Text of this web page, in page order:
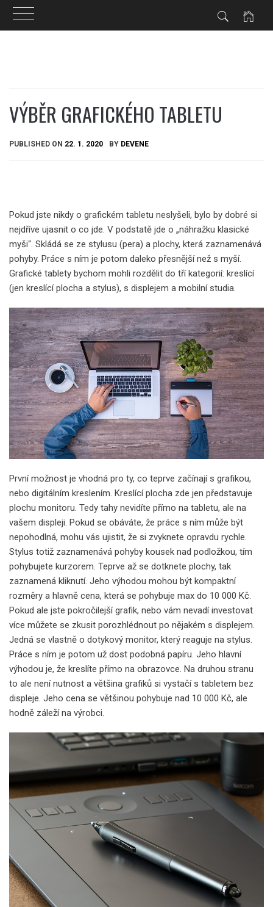
VÝBĚR GRAFICKÉHO TABLETU
PUBLISHED ON 22. 1. 2020 BY DEVENE
Pokud jste nikdy o grafickém tabletu neslyšeli, bylo by dobré si
nejdříve ujasnit o co jde. V podstatě jde o „náhražku klasické
myši“. Skládá se ze stylusu (pera) a plochy, která zaznamenává
pohyby. Práce s ním je potom daleko přesnější než s myší.
Grafické tablety bychom mohli rozdělit do tří kategorií: kreslící
(jen kreslící plocha a stylus), s displejem a mobilní studia.
První možnost je vhodná pro ty, co teprve začínají s grafikou,
nebo digitálním kreslením. Kreslící plocha zde jen představuje
plochu monitoru. Tedy tahy nevidíte přímo na tabletu, ale na
vašem displeji. Pokud se obáváte, že práce s ním může být
nepohodlná, mohu vás ujistit, že si zvyknete opravdu rychle.
Stylus totiž zaznamenává pohyby kousek nad podložkou, tím
pohybujete kurzorem. Teprve až se dotknete plochy, tak
zaznamená kliknutí. Jeho výhodou mohou být kompaktní
rozměry a hlavně cena, která se pohybuje max do 10 000 Kč.
Pokud ale jste pokročilejší grafik, nebo vám nevadí investovat
více můžete se zkusit porozhlédnout po nějakém s displejem.
Jedná se vlastně o dotykový monitor, který reaguje na stylus.
Práce s ním je potom už dost podobná papíru. Jeho hlavní
výhodou je, že kreslíte přímo na obrazovce. Na druhou stranu
to ale není nutnost a většina grafiků si vystačí s tabletem bez
displeje. Jeho cena se většinou pohybuje nad 10 000 Kč, ale
hodně záleží na výrobci.